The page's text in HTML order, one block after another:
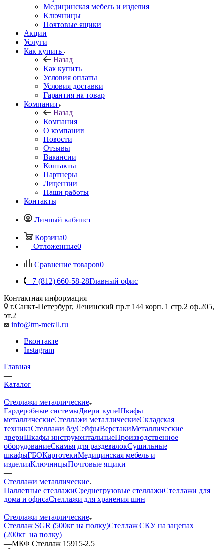
Медицинская мебель и изделия
Ключницы
Почтовые ящики
Акции
Услуги
Как купить
Назад
Как купить
Условия оплаты
Условия доставки
Гарантия на товар
Компания
Назад
Компания
О компании
Новости
Отзывы
Вакансии
Контакты
Партнеры
Лицензии
Наши работы
Контакты
Личный кабинет
Корзина0
Отложенные0
Сравнение товаров0
+7 (812) 660-58-28Главный офис
Контактная информация
г.Санкт-Петербург, Ленинский пр.т 144 корп. 1 стр.2 оф.205,
эт.2
info@tm-metall.ru
Вконтакте
Instagram
Главная
—
Каталог
—
Стеллажи металлические
Гардеробные системыДвери-купеШкафы
металлическиеСтеллажи металлическиеСкладская
техникаСтеллажи б/уСейфыВерстакиМеталлические
двериШкафы инструментальныеПроизводственное
оборудованиеСкамья для раздевалокСушильные
шкафыГБОКартотекиМедицинская мебель и
изделияКлючницыПочтовые ящики
—
Стеллажи металлические
Паллетные стеллажиСреднегрузовые стеллажиСтеллажи для
дома и офисаСтеллажи для хранения шин
—
Стеллажи металлические
Стеллаж SGR (500кг на полку)Стеллаж СКУ на зацепах
(200кг_на полку)
—МКФ Стеллаж 15915-2.5